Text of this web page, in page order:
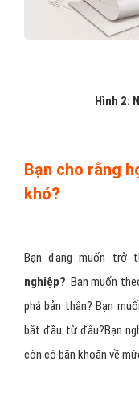
Hình 2:
Bạn cho rằng
khó?
Bạn đang muốn trở
nghiệp?. Bạn muốn
phá bản thân? Bạn
bắt đầu từ đâu?Bạn
còn có băn khoăn về